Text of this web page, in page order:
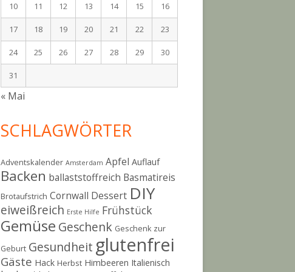
10 11 12 13 14 15 16
17 18 19 20 21 22 23
24 25 26 27 28 29 30
31
« Mai
SCHLAGWÖRTER
Adventskalender Amsterdam Apfel Auflauf
Backen ballaststoffreich Basmatireis
Brotaufstrich Cornwall Dessert DIY
eiweißreich Erste Hilfe Frühstück
Gemüse Geschenk Geschenk zur
Geburt Gesundheit glutenfrei
Gäste Hack Herbst Himbeeren Italienisch